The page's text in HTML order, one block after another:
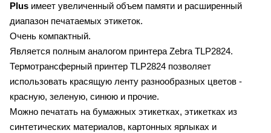
Plus имеет увеличенный объем памяти и расширенный
диапазон печатаемых этикеток.
Очень компактный.
Является полным аналогом принтера Zebra TLP2824.
Термотрансферный принтер TLP2824 позволяет
использовать красящую ленту разнообразных цветов -
красную, зеленую, синюю и прочие.
Можно печатать на бумажных этикетках, этикетках из
синтетических материалов, картонных ярлыках и